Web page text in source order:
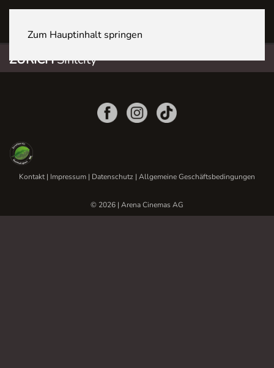
Zum Hauptinhalt springen
ZÜRICHSihlcity
Kontakt| Impressum | Datenschutz | Allgemeine Geschäftsbedingungen
© 2026 | Arena Cinemas AG